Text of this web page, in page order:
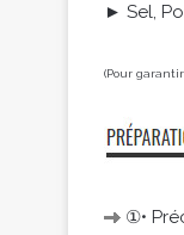
► Sel,
(Pour
①•